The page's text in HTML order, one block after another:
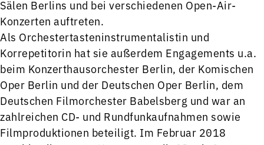
Sälen Berlins und bei verschiedenen Open-Air-
Konzerten auftreten.
Als Orchestertasteninstrumentalistin und
Korrepetitorin hat sie außerdem Engagements u.a.
beim Konzerthausorchester Berlin, der Komischen
Oper Berlin und der Deutschen Oper Berlin, dem
Deutschen Filmorchester Babelsberg und war an
zahlreichen CD- und Rundfunkaufnahmen sowie
Filmproduktionen beteiligt. Im Februar 2018